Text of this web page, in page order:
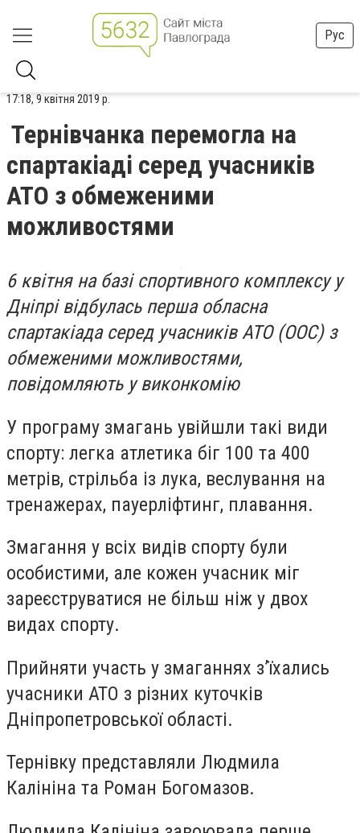
Рус
17:18, 9 квітня 2019 р.
Тернівчанка перемогла на
спартакіаді серед учасників
АТО з обмеженими
можливостями
6 квітня на базі спортивного комплексу у
Дніпрі відбулась перша обласна
спартакіада серед учасників АТО (ООС) з
обмеженими можливостями,
повідомляють у виконкомію
У програму змагань увійшли такі види
спорту: легка атлетика біг 100 та 400
метрів, стрільба із лука, веслування на
тренажерах, пауерліфтинг, плавання.
Змагання у всіх видів спорту були
особистими, але кожен учасник міг
зареєструватися не більш ніж у двох
видах спорту.
Прийняти участь у змаганнях з’їхались
учасники АТО з різних куточків
Дніпропетровської області.
Тернівку представляли Людмила
Калініна та Роман Богомазов.